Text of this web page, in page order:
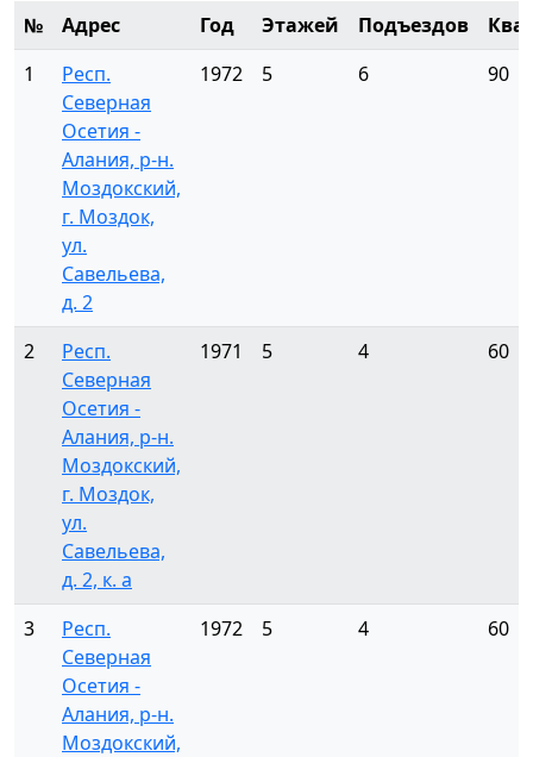
№ Адрес Год Этажей Подъездов
1
Респ.
Северная
Осетия -
Алания, р-н.
Моздокский,
г. Моздок,
ул.
Савельева,
д. 2
1972 5 6 90
2
Респ.
Северная
Осетия -
Алания, р-н.
Моздокский,
г. Моздок,
ул.
Савельева,
д. 2, к. а
1971 5 4 60
3
Респ.
Северная
Осетия -
Алания, р-н.
Моздокский,
1972 5 4 60